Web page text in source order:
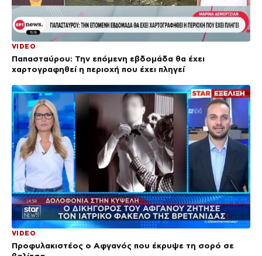
VIDEO
Παπασταύρου: Την επόμενη εβδομάδα θα έχει
χαρτογραφηθεί η περιοχή που έχει πληγεί
VIDEO
Προφυλακιστέος ο Αφγανός που έκρυψε τη σορό σε